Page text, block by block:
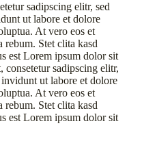
sadipscing elitr, sed
ut labore et dolore
At vero eos et
rebum. Stet clita kasd
est Lorem ipsum dolor sit
sadipscing elitr,
ut labore et dolore
At vero eos et
rebum. Stet clita kasd
est Lorem ipsum dolor sit